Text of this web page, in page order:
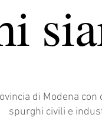
di Modena
spurghi civili e